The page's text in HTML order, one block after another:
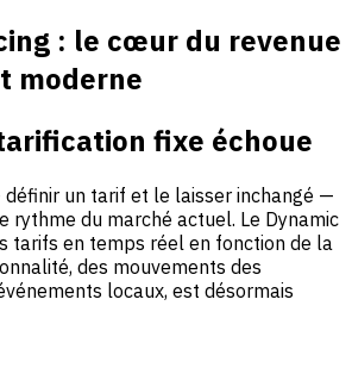
: le cœur du revenue
moderne
fixe échoue
un tarif et le laisser inchangé —
rythme du marché actuel. Le Dynamic
tarifs en temps réel en fonction de la
des mouvements des
locaux, est désormais